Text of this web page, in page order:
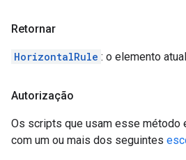
Retornar
HorizontalRule : o elemento
Autorização
Os scripts que usam esse método
com um ou mais dos seguintes